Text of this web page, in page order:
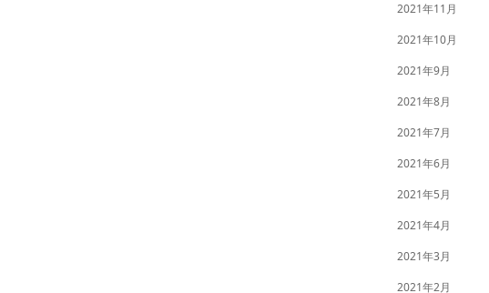
2021年11月
2021年10月
2021年9月
2021年8月
2021年7月
2021年6月
2021年5月
2021年4月
2021年3月
2021年2月